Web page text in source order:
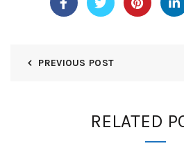
PREVIOUS POST
RELATED